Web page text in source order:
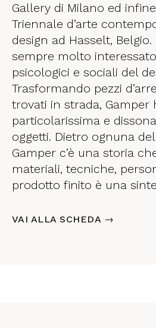
Gallery di Milano ed
Triennale d’arte
design ad Hasselt,
sempre molto
psicologici e sociali del
Trasformando pezzi
trovati in strada, Gamper
particolarissima e
oggetti. Dietro ognuna
Gamper c’è una storia
materiali, tecniche,
prodotto finito è una
VAI ALLA SCHEDA →